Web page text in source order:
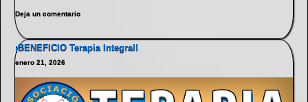
Deja un comentario
¡BENEFICIO Terapia Integral!
enero 21, 2026